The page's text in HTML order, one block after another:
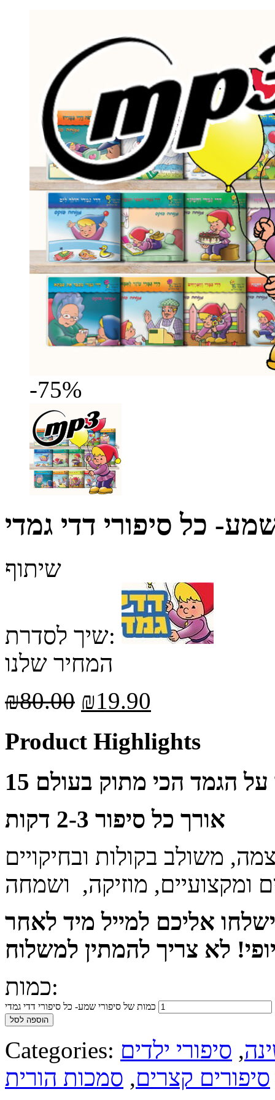
-75%
כל סיפורי דדי גמדי
שיתוף
שיך לסדרת:
המחיר שלנו
₪80.00 ₪19.90
Product Highlights
על הגמד הכי מתוק בעולם
אורך כל סיפור 2-3 דקות
משולב בקולות ובחיקויים
ומקצועיים, מוזיקה, ושמחה
אליכם למייל מיד לאחר
כמות:
כמות של סיפורי שמע- כל סיפורי דדי גמדי
הוספה לסל
Categories: , סיפורי ילדים
סיפורים קצרים, סמכות הורית